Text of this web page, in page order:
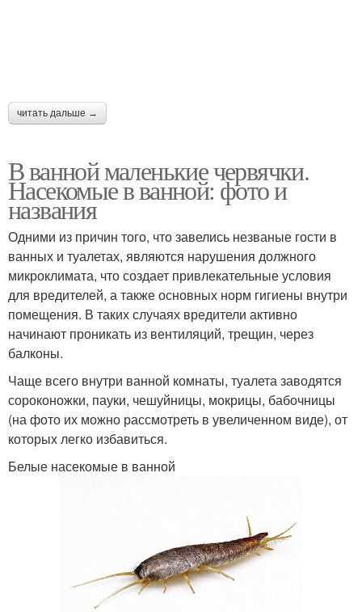
читать дальше →
В ванной маленькие червячки.
Насекомые в ванной: фото и
названия
Одними из причин того, что завелись незваные гости в
ванных и туалетах, являются нарушения должного
микроклимата, что создает привлекательные условия
для вредителей, а также основных норм гигиены внутри
помещения. В таких случаях вредители активно
начинают проникать из вентиляций, трещин, через
балконы.
Чаще всего внутри ванной комнаты, туалета заводятся
сороконожки, пауки, чешуйницы, мокрицы, бабочницы
(на фото их можно рассмотреть в увеличенном виде), от
которых легко избавиться.
Белые насекомые в ванной